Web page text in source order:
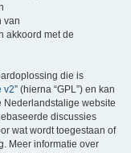
van
akkoord met de
die is
v2” (hierna “GPL”) en kan
Nederlandstalige website
discussies
wat wordt toegestaan of
Meer informatie over